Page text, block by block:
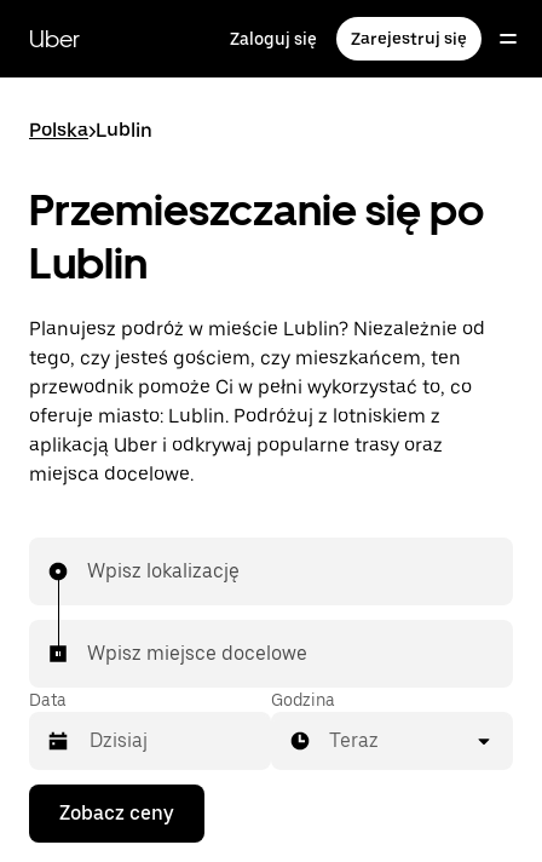
głównej
zawartości
Uber Zaloguj się Zarejestruj się
Polska>Lublin
Przemieszczanie się po
Lublin
Planujesz podróż w mieście Lublin? Niezależnie od
tego, czy jesteś gościem, czy mieszkańcem, ten
przewodnik pomoże Ci w pełni wykorzystać to, co
oferuje miasto: Lublin. Podróżuj z lotniskiem z
aplikacją Uber i odkrywaj popularne trasy oraz
miejsca docelowe.
Wpisz lokalizację
Wpisz miejsce docelowe
Data
Naciśnij
klawisz
strzałki
Godzina
Teraz
Zobacz ceny